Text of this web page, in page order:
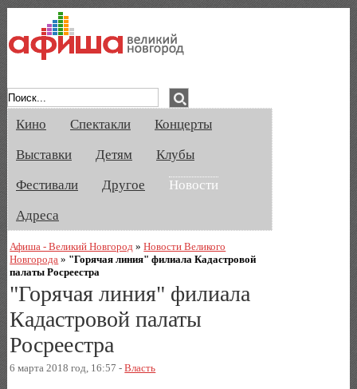
Кино Спектакли
Концерты
Выставки
Детям
Клубы
Фестивали
Другое
Новости
Адреса
Афиша - Великий Новгород »Новости Великого
Новгорода » "Горячая линия" филиала Кадастровой
палаты Росреестра
"Горячая линия" филиала
Кадастровой палаты
Росреестра
6 марта 2018 год, 16:57 -Власть